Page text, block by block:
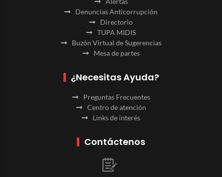
Denuncias Anticorrupción
Directorio
TUPA MIDIS
Buzón Virtual de Sugerencias
Mesa de partes
¿Necesitas Ayuda?
Preguntas Frecuentes
Centro de atención
Links de interés
Contáctenos